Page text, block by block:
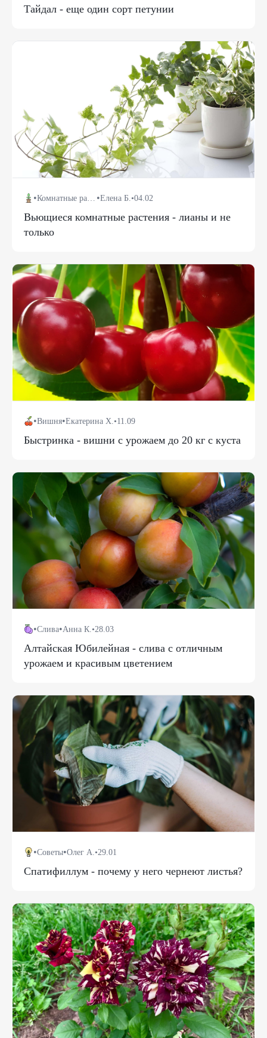
Тайдал - еще один сорт петунии
• •Елена Б. •04.02
Вьющиеся комнатные растения - лианы и не
только
•Вишня•Екатерина Х. •11.09
Быстринка - вишни с урожаем до 20 кг с куста
•Слива•Анна К. •28.03
Алтайская Юбилейная - слива с отличным
урожаем и красивым цветением
•Советы•Олег А. •29.01
Спатифиллум - почему у него чернеют листья?